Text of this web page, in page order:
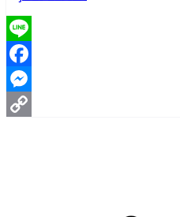
Line
Facebook
Messenger